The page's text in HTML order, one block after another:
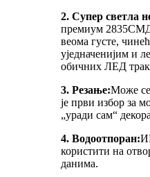
2. Супер светла
премиум
веома густе,
уједначенијим и
обичних ЛЕД
3. Резање:Може
је први избор за
„уради сам“
4. Водоотпоран:
користити на
данима.